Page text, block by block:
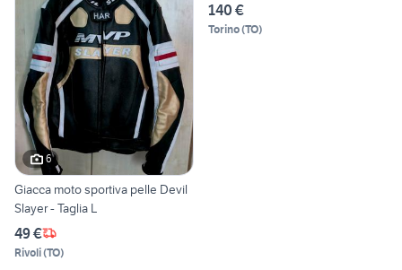
6
Giacca moto sportiva pelle Devil
Slayer - Taglia L
49 €
Rivoli(TO)
140 €
Torino(TO)